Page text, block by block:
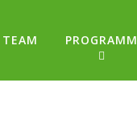
TEAM PROGRAMM